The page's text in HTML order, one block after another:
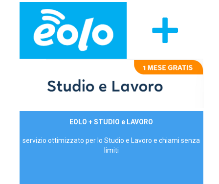
EOLO + STUDIO e LAVORO
servizio ottimizzato per lo Studio e Lavoro e chiami senza
limiti